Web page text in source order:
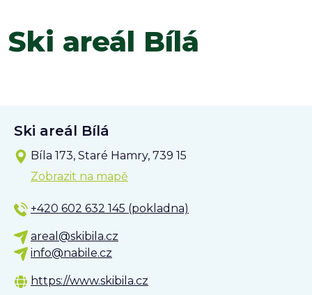
Ski areál Bílá
Ski areál Bílá
Bíla 173, Staré Hamry, 739 15
Zobrazit na mapě
+420 602 632 145 (pokladna)
areal@skibila.cz
info@nabile.cz
https://www.skibila.cz